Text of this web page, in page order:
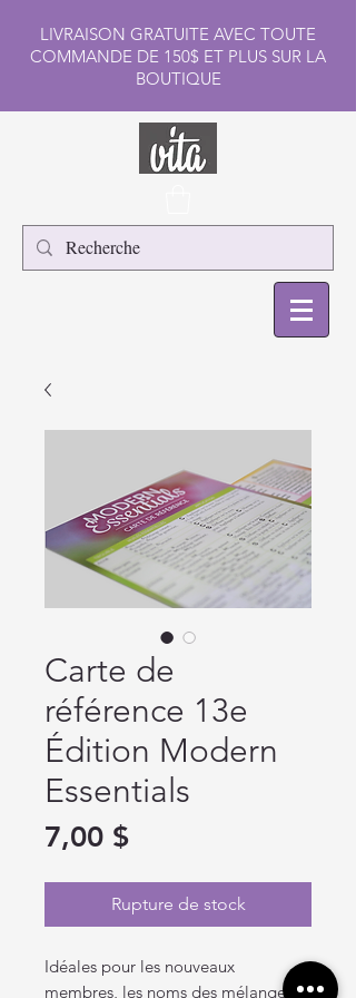
LIVRAISON GRATUITE AVEC TOUTE
COMMANDE DE 150$ ET PLUS SUR LA
BOUTIQUE
Carte de
référence 13e
Édition Modern
Essentials
7,00 $Prix
Rupture de stock
Idéales pour les nouveaux
membres, les noms des mélanges